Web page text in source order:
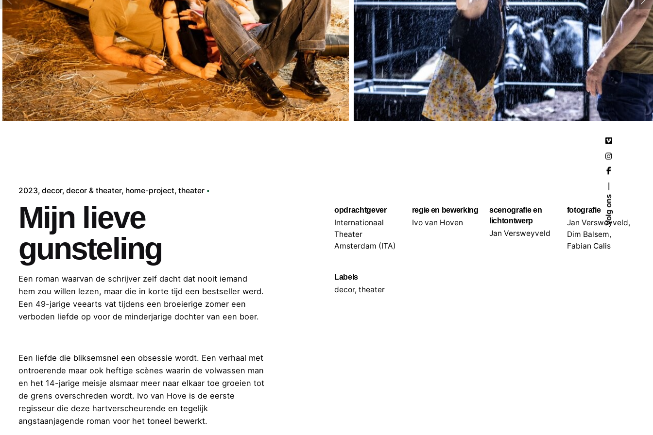
Volg ons
2023 decor decor & theater home-project theater
Mijn lieve
gunsteling
Een roman waarvan de schrijver zelf dacht dat nooit iemand
hem zou willen lezen, maar die in korte tijd een bestseller werd.
Een 49-jarige veearts vat tijdens een broeierige zomer een
verboden liefde op voor de minderjarige dochter van een boer.
Een liefde die bliksemsnel een obsessie wordt. Een verhaal met
ontroerende maar ook heftige scènes waarin de volwassen man
en het 14-jarige meisje alsmaar meer naar elkaar toe groeien tot
de grens overschreden wordt. Ivo van Hove is de eerste
regisseur die deze hartverscheurende en tegelijk
angstaanjagende roman voor het toneel bewerkt.
opdrachtgever
Internationaal
Theater
Amsterdam (ITA)
regie en bewerking
Ivo van Hoven
scenografie en
lichtontwerp
Jan Versweyveld
fotografie
Jan Versweyveld,
Dim Balsem,
Fabian Calis
Labels
decor, theater